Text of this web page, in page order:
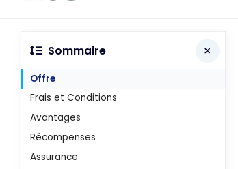
Sommaire
Offre
Frais et Conditions
Avantages
Récompenses
Assurance